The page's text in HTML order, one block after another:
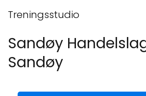
Treningsstudio
Sandøy
Sandøy